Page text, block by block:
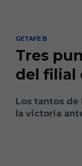
GETAFE B
Tres
del filial
Los tantos de
la victoria